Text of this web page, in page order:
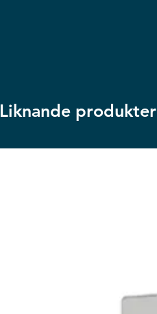
Liknande produkter